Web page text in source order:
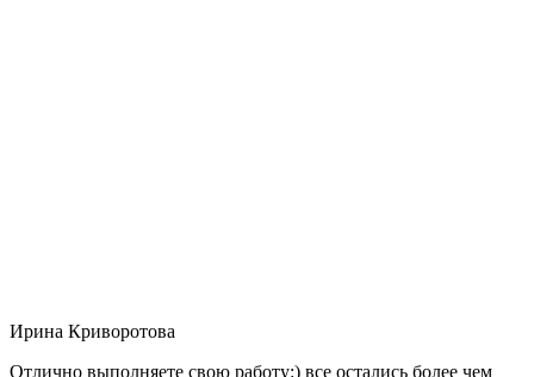
Ирина Криворотова
Отлично выполняете свою работу:) все остались более чем